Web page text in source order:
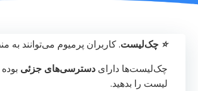
⭐️ چک‌لیست. کاربران پرمیوم می‌توانند به
چک‌لیست‌ها دارای دسترسی‌های جزئی
لیست را بدهید.